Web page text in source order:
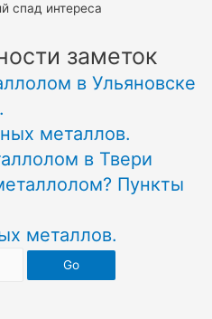
спад интереса
заметок
в Ульяновске
металлов.
в Твери
Пункты
металлов.
Go